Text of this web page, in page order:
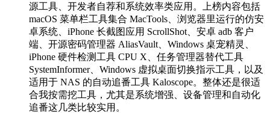
源工具、开发者自荐和系统效率类应用。上榜内容包括
macOS 菜单栏工具集合 MacTools、浏览器里运行的仿安
卓系统、iPhone 长截图应用 ScrollShot、安卓 adb 客户
端、开源密码管理器 AliasVault、Windows 桌宠精灵、
iPhone 硬件检测工具 CPU X、任务管理器替代工具
SystemInformer、Windows 虚拟桌面切换指示工具，以及
适用于 NAS 的自动追番工具 Kaloscope。整体还是很适
合我按需挖工具，尤其是系统增强、设备管理和自动化
追番这几类比较实用。